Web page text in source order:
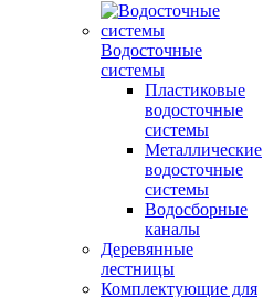
Водосточные
системы
Пластиковые
водосточные
системы
Металлические
водосточные
системы
Водосборные
каналы
Деревянные
лестницы
Комплектующие для